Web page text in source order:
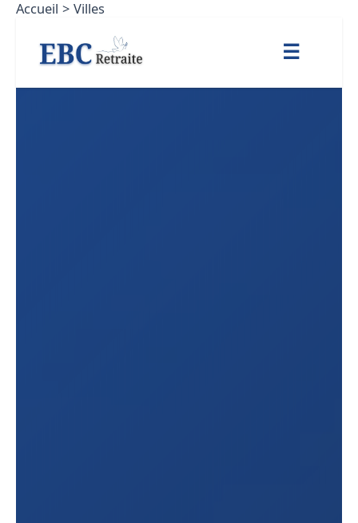
Aller
contenu
Accueil Villes
☰